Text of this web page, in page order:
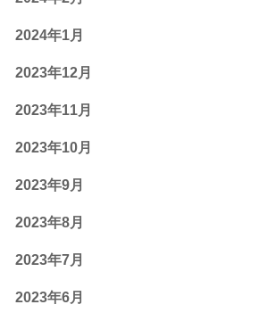
2024年1月
2023年12月
2023年11月
2023年10月
2023年9月
2023年8月
2023年7月
2023年6月